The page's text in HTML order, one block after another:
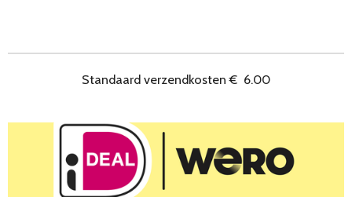
Standaard verzendkosten€ 6.00